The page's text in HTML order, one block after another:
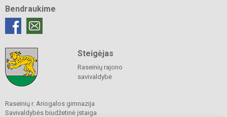
Bendraukime
Steigėjas
Raseinių rajono
savivaldybė
Raseinių r. Ariogalos gimnazija
Savivaldybės biudžetinė įstaiga